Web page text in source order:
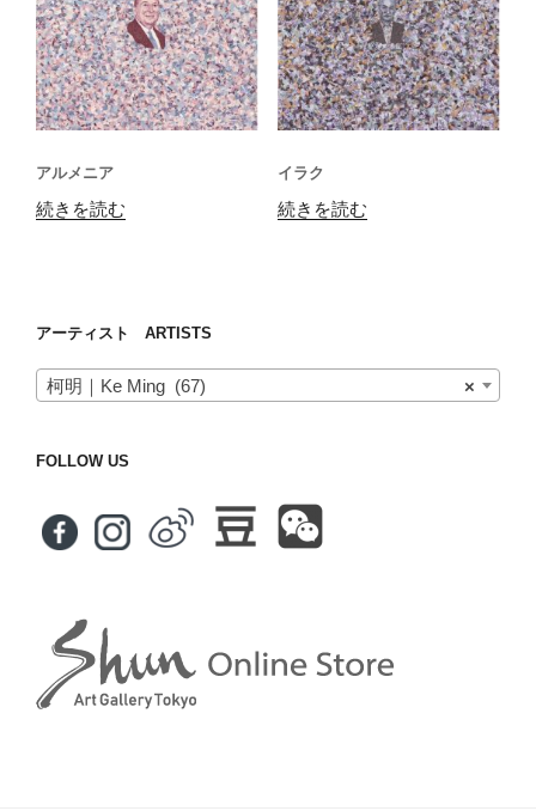
アルメニア
続きを読む
イラク
続きを読む
アーティスト ARTISTS
×
柯明｜Ke Ming (67)
FOLLOW US